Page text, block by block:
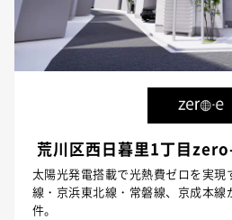
荒川区西日暮里1丁目
太陽光発電搭載で光熱費ゼロを実現
線・京浜東北線・常磐線、京成本線
件。